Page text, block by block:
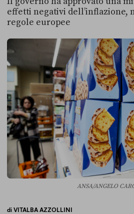
effetti negativi dell’inflazione,
regole europee
ANSA/ANGELO
diVITALBA AZZOLLINI